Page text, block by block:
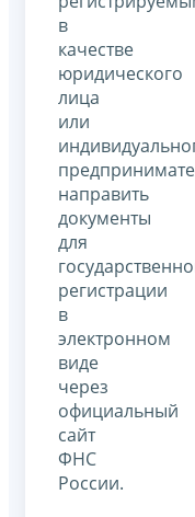
в
качестве
юридического
лица
или
направить
документы
для
регистрации
в
электронном
виде
через
официальный
сайт
ФНС
России.